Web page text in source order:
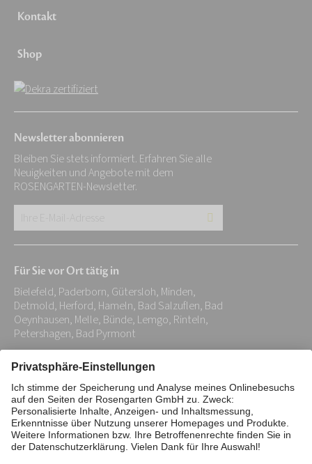
Kontakt
Shop
Newsletter abonnieren
Bleiben Sie stets informiert. Erfahren Sie alle
Neuigkeiten und Angebote mit dem
ROSENGARTEN-Newsletter.
E-
Adresse:
*
Für Sie vor Ort tätig in
Bielefeld, Paderborn, Gütersloh, Minden,
Detmold, Herford, Hameln, Bad Salzuflen, Bad
Oeynhausen, Melle, Bünde, Lemgo, Rinteln,
Petershagen, Bad Pyrmont
Impressum Datenschutz
Stiftung
Interne Meldestelle
Zahlungsmittel
Barrierefreiheitserklärung
Vertrag widerrufen